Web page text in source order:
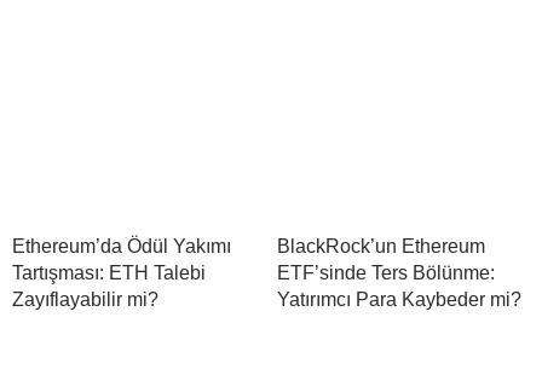
Ethereum’da Ödül Yakımı
Tartışması: ETH Talebi
Zayıflayabilir mi?
BlackRock’un Ethereum
ETF’sinde Ters Bölünme:
Yatırımcı Para Kaybeder mi?